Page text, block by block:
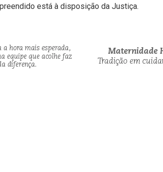
está à disposição da Justiça.